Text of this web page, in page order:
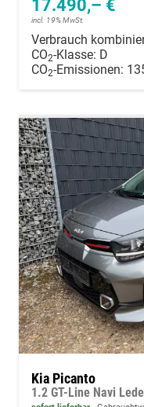
17.490,– €
incl. 19% MwSt.
Verbrauch
CO2-Klasse: D
CO2-Emissionen:
Kia Picanto
1.2 GT-Line Navi